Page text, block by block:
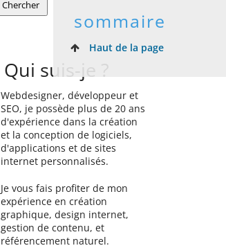
sommaire
Haut de la page
Qui suis-je ?
Webdesigner, développeur et
SEO, je possède plus de 20 ans
d'expérience dans la création
et la conception de logiciels,
d'applications et de sites
internet personnalisés.
Je vous fais profiter de mon
expérience en création
graphique, design internet,
gestion de contenu, et
référencement naturel.